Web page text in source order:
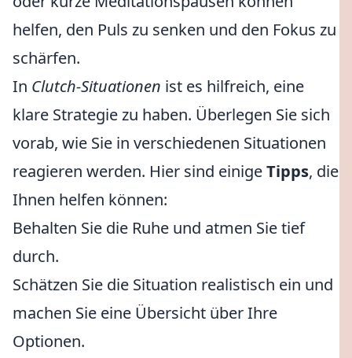
helfen, den Puls zu senken und den Fokus zu
schärfen.
In Clutch-Situationen ist es hilfreich, eine
klare Strategie zu haben. Überlegen Sie sich
vorab, wie Sie in verschiedenen Situationen
reagieren werden. Hier sind einigeTipps, die
Ihnen helfen können:
Behalten Sie die Ruhe und atmen Sie tief
durch.
Schätzen Sie die Situation realistisch ein und
machen Sie eine Übersicht über Ihre
Optionen.